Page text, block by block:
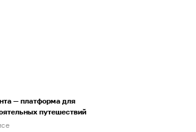
— платформа для
путешествий